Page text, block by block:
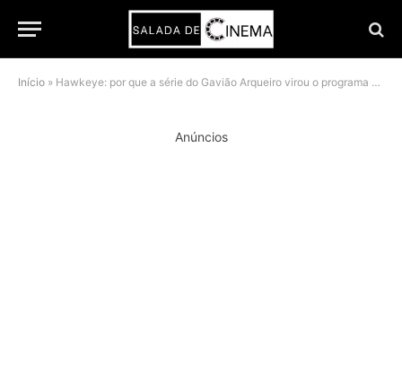
Início » Hawkeye: por que a série do Gavião Arqueiro virou o programa de Natal ideal da Marvel
Anúncios